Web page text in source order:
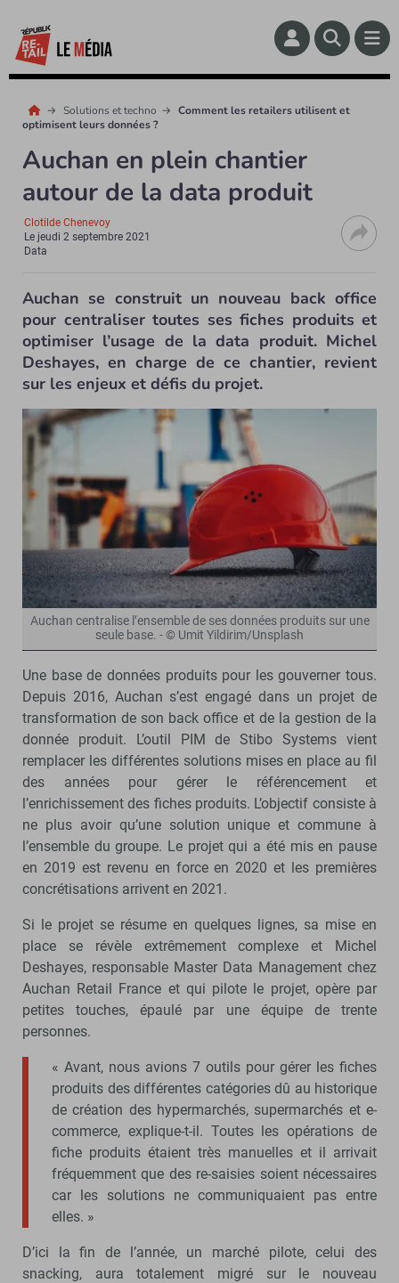
Solutions et techno
Comment les retailers utilisent et
optimisent leurs données ?
Auchan en plein chantier
autour de la data produit
Clotilde Chenevoy
Le jeudi 2 septembre 2021
Data
Auchan se construit un nouveau back office
pour centraliser toutes ses fiches produits et
optimiser l’usage de la data produit. Michel
Deshayes, en charge de ce chantier, revient
sur les enjeux et défis du projet.
Auchan centralise l’ensemble de ses données produits sur une
seule base. - © Umit Yildirim/Unsplash
Une base de données produits pour les gouverner tous.
Depuis 2016, Auchan s’est engagé dans un projet de
transformation de son back office et de la gestion de la
donnée produit. L’outil PIM de Stibo Systems vient
remplacer les différentes solutions mises en place au fil
des années pour gérer le référencement et
l’enrichissement des fiches produits. L’objectif consiste à
ne plus avoir qu’une solution unique et commune à
l’ensemble du groupe. Le projet qui a été mis en pause
en 2019 est revenu en force en 2020 et les premières
concrétisations arrivent en 2021.
Si le projet se résume en quelques lignes, sa mise en
place se révèle extrêmement complexe et Michel
Deshayes, responsable Master Data Management chez
Auchan Retail France et qui pilote le projet, opère par
petites touches, épaulé par une équipe de trente
personnes.
« Avant, nous avions 7 outils pour gérer les fiches
produits des différentes catégories dû au historique
de création des hypermarchés, supermarchés et e-
commerce, explique-t-il. Toutes les opérations de
fiche produits étaient très manuelles et il arrivait
fréquemment que des re-saisies soient nécessaires
car les solutions ne communiquaient pas entre
elles. »
D’ici la fin de l’année, un marché pilote, celui des
snacking, aura totalement migré sur le nouveau